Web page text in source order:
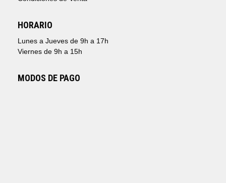
HORARIO
Lunes a Jueves de 9h a 17h
Viernes de 9h a 15h
MODOS DE PAGO